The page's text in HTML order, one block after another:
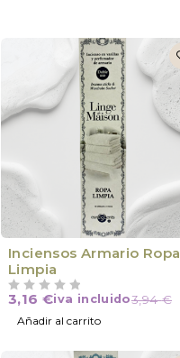
Inciensos Armario Ropa
Limpia
3,94€
3,16 €iva incluido
Añadir al carrito